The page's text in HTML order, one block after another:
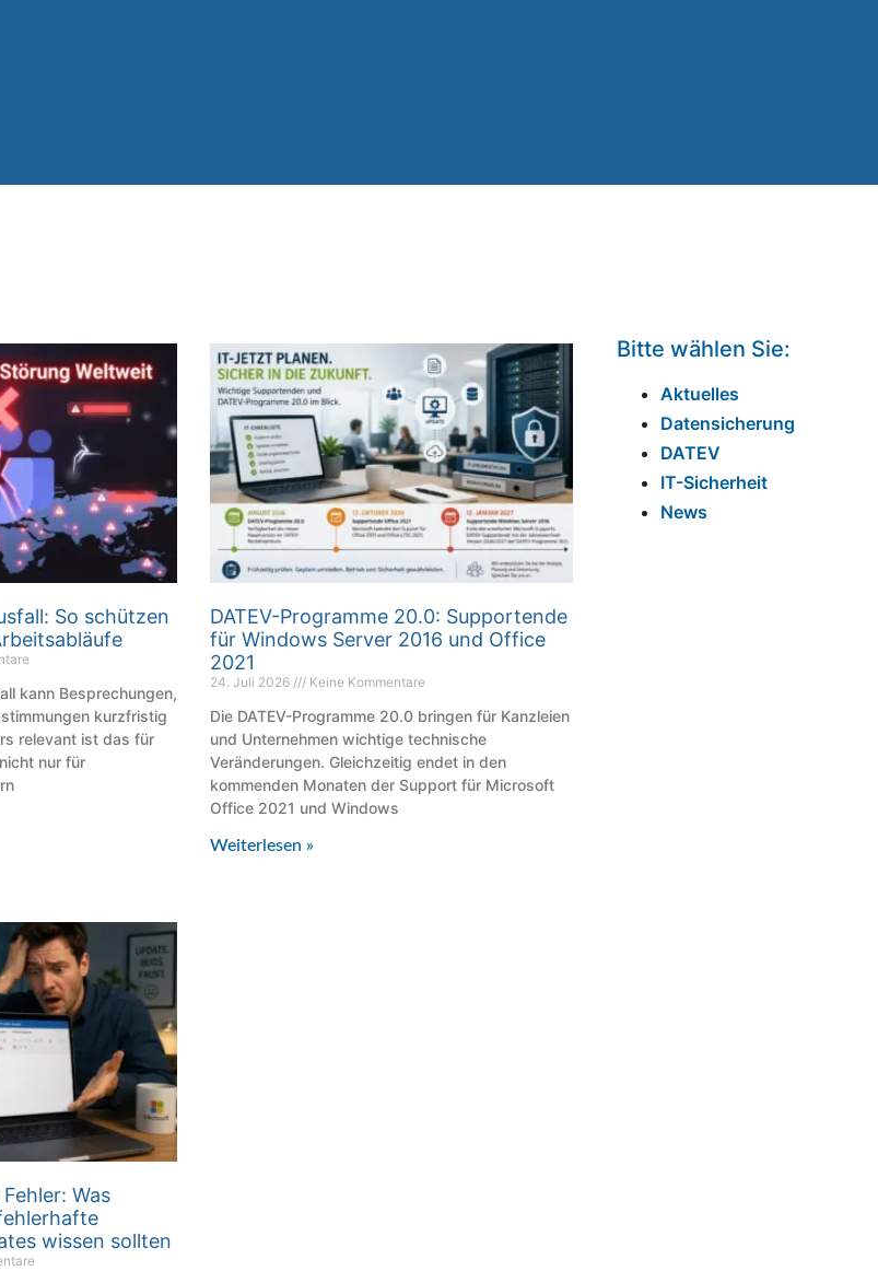
So schützen
kann Besprechungen,
kurzfristig
relevant ist das für
nur für
DATEV-Programme 20.0: Supportende
für Windows Server 2016 und Office
2021
24. Juli 2026 Keine Kommentare
Die DATEV-Programme 20.0 bringen für Kanzleien
und Unternehmen wichtige technische
Veränderungen. Gleichzeitig endet in den
kommenden Monaten der Support für Microsoft
Office 2021 und Windows
Weiterlesen »
Was
wissen sollten
Bitte wählen Sie:
Aktuelles
Datensicherung
DATEV
IT-Sicherheit
News